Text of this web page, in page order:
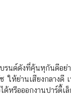
รนด์ดังที่คุ้นหุกันดีอย่
ห้ย่านเสียงกลางดี
ด้หรือออกงานปาร์ตี้